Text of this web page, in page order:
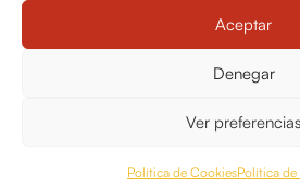
Aceptar
Denegar
Ver preferencias
Política de CookiesPolítica
Política de cookies
Política dedevoluciones y cancelaciones
© OPO180 2026 Todos los